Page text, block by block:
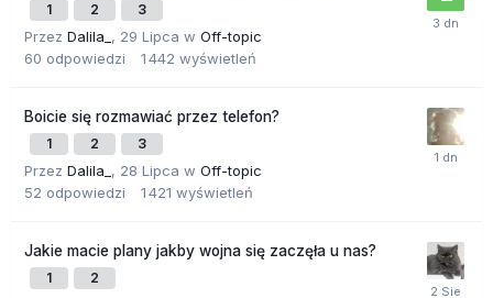
1 2 3
Przez Dalila_ , 29 Lipca w Off-topic
60 odpowiedzi 1 442 wyświetleń
Boicie się rozmawiać przez telefon?
1 2 3
Przez Dalila_ , 28 Lipca w Off-topic
52 odpowiedzi 1 421 wyświetleń
Jakie macie plany jakby wojna się zaczęła u nas?
1 2